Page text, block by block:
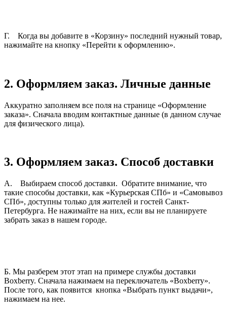
Г. Когда вы добавите в «Корзину» последний нужный товар,
нажимайте на кнопку «Перейти к оформлению».
2. Оформляем заказ. Личные данные
Аккуратно заполняем все поля на странице «Оформление
заказа». Сначала вводим контактные данные (в данном случае
для физического лица).
3. Оформляем заказ. Способ доставки
А. Выбираем способ доставки. Обратите внимание, что
такие способы доставки, как «Курьерская СПб» и «Самовывоз
СПб», доступны только для жителей и гостей Санкт-
Петербурга. Не нажимайте на них, если вы не планируете
забрать заказ в нашем городе.
Б. Мы разберем этот этап на примере службы доставки
Boxberry. Сначала нажимаем на переключатель «Boxberry».
После того, как появится кнопка «Выбрать пункт выдачи»,
нажимаем на нее.